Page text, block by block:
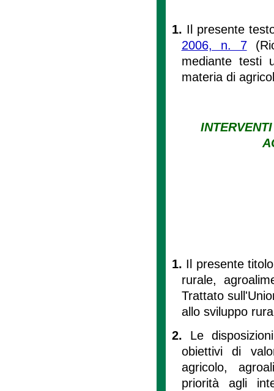
1. Il presente
2006, n. 7
mediante testi
materia di
1. Il presente
rurale,
Trattato
allo sviluppo
2. Le
obiettivi di
agricolo,
priorità agli